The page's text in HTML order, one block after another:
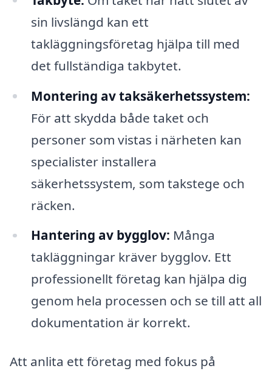
sin livslängd kan ett
takläggningsföretag hjälpa till med
det fullständiga takbytet.
Montering av taksäkerhetssystem:
För att skydda både taket och
personer som vistas i närheten kan
specialister installera
säkerhetssystem, som takstege och
räcken.
Hantering av bygglov: Många
takläggningar kräver bygglov. Ett
professionellt företag kan hjälpa dig
genom hela processen och se till att all
dokumentation är korrekt.
Att anlita ett företag med fokus på